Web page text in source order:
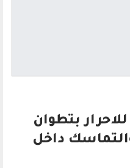
بتطوان
داخل